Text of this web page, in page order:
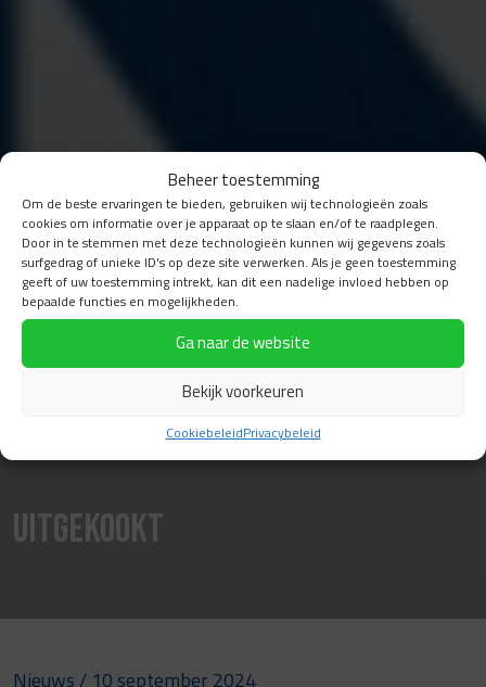
Beheer toestemming
Om de beste ervaringen te bieden, gebruiken wij technologieën zoals
cookies om informatie over je apparaat op te slaan en/of te raadplegen.
Door in te stemmen met deze technologieën kunnen wij gegevens zoals
surfgedrag of unieke ID's op deze site verwerken. Als je geen toestemming
geeft of uw toestemming intrekt, kan dit een nadelige invloed hebben op
bepaalde functies en mogelijkheden.
Ga naar de website
Bekijk voorkeuren
CookiebeleidPrivacybeleid
Uitgekookt
Nieuws / 10 september 2024